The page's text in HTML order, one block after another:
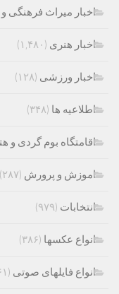
اخبار میراث فرهنگی
اخبار هنری (۱,۴۸۰)
اخبار ورزشی (۱۲۸)
اطلاعیه ها (۳۴۸)
اقامتگاه بوم گردی و
اموزش و پرورش (۲۸۷)
انتخابات (۹۷۹)
انواع عکسها (۳۸۶)
انواع فایلهای صوتی (۶۱)